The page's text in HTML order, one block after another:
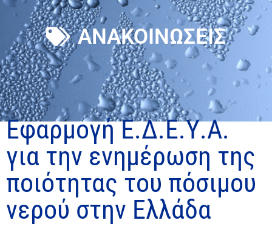
ΑΝΑΚΟΙΝΩΣΕΙΣ
Εφαρμογή Ε.Δ.Ε.Υ.Α.
για την ενημέρωση της
ποιότητας του πόσιμου
νερού στην Ελλάδα